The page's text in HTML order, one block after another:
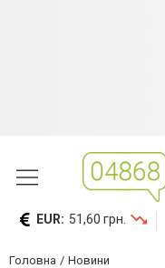
EUR: 51,60 грн.
Головна Новини